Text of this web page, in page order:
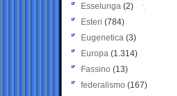
Esselunga (2)
Esteri (784)
Eugenetica (3)
Europa (1.314)
Fassino (13)
federalismo (167)